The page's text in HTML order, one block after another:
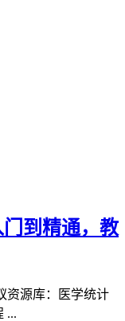
到精通，教
资源库：医学统计
...